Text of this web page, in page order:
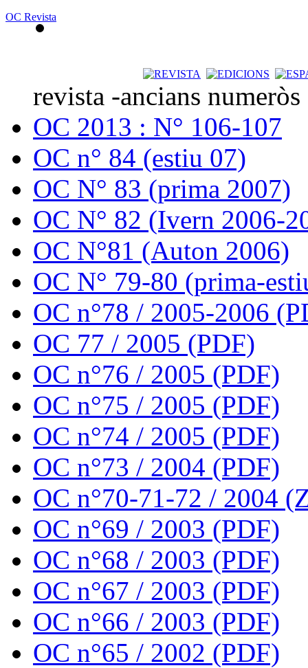
OC Revista
revista -ancians
OC 2013 : N° 106-107
OC n° 84 (estiu 07)
OC N° 83 (prima 2007)
OC N° 82 (Ivern 2006-
OC N°81 (Auton 2006)
OC N° 79-80 (prima-
OC n°78 / 2005-2006
OC 77 / 2005 (PDF)
OC n°76 / 2005 (PDF)
OC n°75 / 2005 (PDF)
OC n°74 / 2005 (PDF)
OC n°73 / 2004 (PDF)
OC n°70-71-72 / 2004
OC n°69 / 2003 (PDF)
OC n°68 / 2003 (PDF)
OC n°67 / 2003 (PDF)
OC n°66 / 2003 (PDF)
OC n°65 / 2002 (PDF)